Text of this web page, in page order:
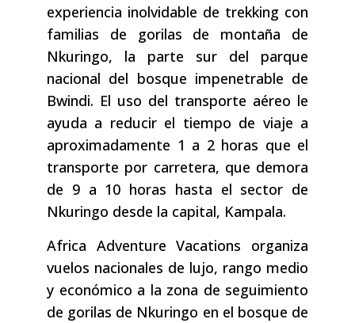
experiencia inolvidable de trekking con
familias de gorilas de montaña de
Nkuringo, la parte sur del parque
nacional del bosque impenetrable de
Bwindi. El uso del transporte aéreo le
ayuda a reducir el tiempo de viaje a
aproximadamente 1 a 2 horas que el
transporte por carretera, que demora
de 9 a 10 horas hasta el sector de
Nkuringo desde la capital, Kampala.
Africa Adventure Vacations organiza
vuelos nacionales de lujo, rango medio
y económico a la zona de seguimiento
de gorilas de Nkuringo en el bosque de